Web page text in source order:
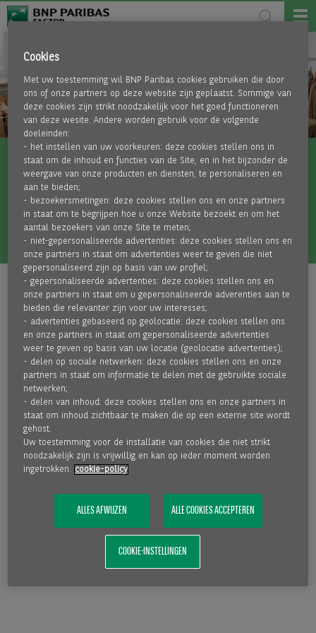
BNP PARIBAS FACTORING EUROPEES
MARKTLEIDER
MEER DAN 50 JAAR EXPERTISE
LEES MEER
Cookies
Met uw toestemming wil BNP Paribas cookies gebruiken die door
ons of onze partners op deze website zijn geplaatst. Sommige van
deze cookies zijn strikt noodzakelijk voor het goed functioneren
van deze wesite. Andere worden gebruik voor de volgende
doeleinden:
- het instellen van uw voorkeuren: deze cookies stellen ons in
staat om de inhoud en functies van de Site, en in het bijzonder de
weergave van onze producten en diensten, te personaliseren en
aan te bieden;
- bezoekersmetingen: deze cookies stellen ons en onze partners
in staat om te begrijpen hoe u onze Website bezoekt en om het
aantal bezoekers van onze Site te meten;
- niet-gepersonaliseerde advertenties: deze cookies stellen ons en
onze partners in staat om advertenties weer te geven die niet
gepersonaliseerd zijn op basis van uw profiel;
- gepersonaliseerde advertenties: deze cookies stellen ons en
onze partners in staat om u gepersonaliseerde adverenties aan te
bieden die relevanter zijn voor uw interesses;
- advertenties gebaseerd op geolocatie: deze cookies stellen ons
en onze partners in staat om gepersonaliseerde advertenties
weer te geven op basis van uw locatie (geolocatie advertenties);
- delen op sociale netwerken: deze cookies stellen ons en onze
partners in staat om informatie te delen met de gebruikte sociale
netwerken;
- delen van inhoud: deze cookies stellen ons en onze partners in
staat om inhoud zichtbaar te maken die op een externe site wordt
gehost.
Uw toestemming voor de installatie van cookies die niet strikt
noodzakelijk zijn is vrijwillig en kan op ieder moment worden
ingetrokken. cookie-policy
ALLES AFWIJZEN ALLE COOKIES ACCEPTEREN
COOKIE-INSTELLINGEN